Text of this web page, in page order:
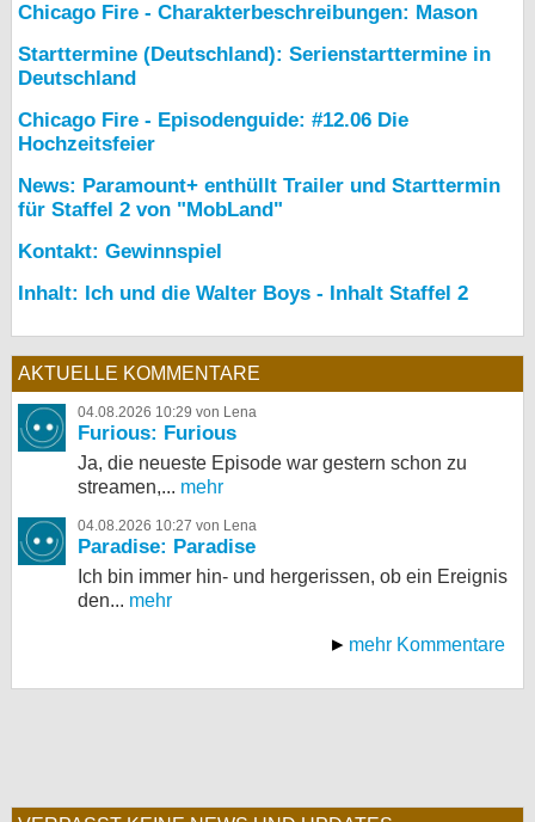
Chicago Fire - Charakterbeschreibungen: Mason
Starttermine (Deutschland): Serienstarttermine in
Deutschland
Chicago Fire - Episodenguide: #12.06 Die
Hochzeitsfeier
News: Paramount+ enthüllt Trailer und Starttermin
für Staffel 2 von "MobLand"
Kontakt: Gewinnspiel
Inhalt: Ich und die Walter Boys - Inhalt Staffel 2
AKTUELLE KOMMENTARE
04.08.2026 10:29 von Lena
Furious: Furious
Ja, die neueste Episode war gestern schon zu
streamen,... mehr
04.08.2026 10:27 von Lena
Paradise: Paradise
Ich bin immer hin- und hergerissen, ob ein Ereignis
den... mehr
mehr Kommentare